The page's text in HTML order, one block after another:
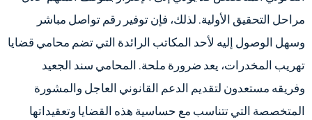
مراحل التحقيق الأولية. لذلك، فإن توفير رقم تواصل مباشر
وسهل الوصول إليه لأحد المكاتب الرائدة التي تضم محامي قضايا
تهريب المخدرات، يعد ضرورة ملحة. المحامي سند الجعيد
وفريقه مستعدون لتقديم الدعم القانوني العاجل والمشورة
المتخصصة التي تتناسب مع حساسية هذه القضايا وتعقيداتها